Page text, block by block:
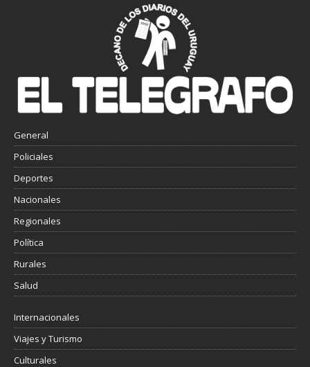
General
Policiales
Deportes
Nacionales
Regionales
Política
Rurales
Salud
Internacionales
Viajes y Turismo
Culturales